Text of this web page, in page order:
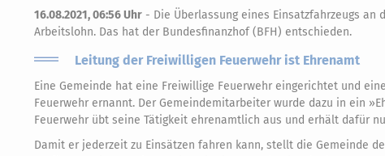
16.08.2021, 06:56 Uhr - Die Überlassung eines Einsatzfahrzeugs
Arbeitslohn. Das hat der Bundesfinanzhof (BFH) entschieden.
Leitung der Freiwilligen Feuerwehr ist Ehrenamt
Eine Gemeinde hat eine Freiwillige Feuerwehr eingerichtet und
Feuerwehr ernannt. Der Gemeindemitarbeiter wurde dazu in ein
Feuerwehr übt seine Tätigkeit ehrenamtlich aus und erhält dafür
Damit er jederzeit zu Einsätzen fahren kann, stellt die Gemeinde